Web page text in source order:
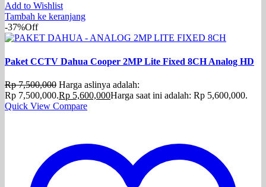
Add to Wishlist
Tambah ke keranjang
-37%Off
Paket CCTV Dahua Cooper 2MP Lite Fixed 8CH Analog HD
Rp7,500,000 Harga aslinya adalah:
Rp 7,500,000.Rp 5,600,000Harga saat ini adalah: Rp 5,600,000.
Quick View Compare